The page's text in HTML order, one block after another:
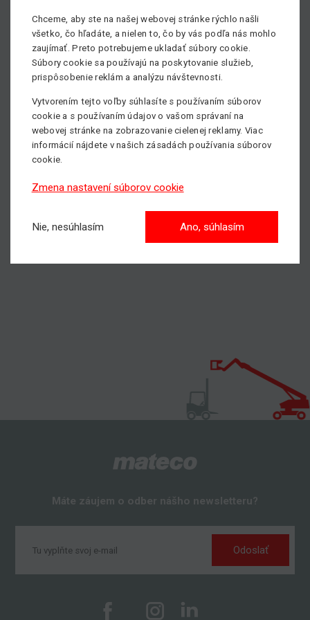
mohli naši zamestnanci venovať tento čas pomoci
druhým.
Sme hrdí na náš tím a veríme, že podobné aktivity
majú zmysel – nielen pre tých, ktorým pomáhajú, ale aj pre
komunitu, v ktorej pôsobíme.
Ďakujeme všetkým, ktorí sa do akcie zapojili alebo ju
podporili.
Máte záujem o odber nášho newsletteru?
Odoslať
Chceme, aby ste na našej webovej stránke rýchlo našli
všetko, čo hľadáte, a nielen to, čo by vás podľa nás mohlo
zaujímať. Preto potrebujeme ukladať súbory cookie.
Súbory cookie sa používajú na poskytovanie služieb,
prispôsobenie reklám a analýzu návštevnosti.
Vytvorením tejto voľby súhlasíte s používaním súborov
cookie a s používaním údajov o vašom správaní na
webovej stránke na zobrazovanie cielenej reklamy. Viac
informácií nájdete v našich zásadách používania súborov
cookie.
Zmena nastavení súborov cookie
Nie, nesúhlasím Ano, súhlasím